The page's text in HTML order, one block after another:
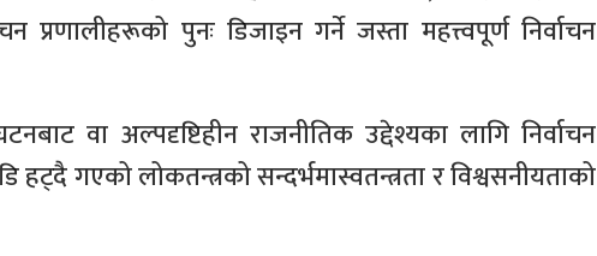
प्रणालीहरूको पुनः डिजाइन गर्ने जस्ता महत्त्वपूर्ण निर्वाचन
वा अल्पदृष्टिहीन राजनीतिक उद्देश्यका लागि निर्वाचन
हट्दै गएको लोकतन्त्रको सन्दर्भमास्वतन्त्रता र विश्वसनीयताको